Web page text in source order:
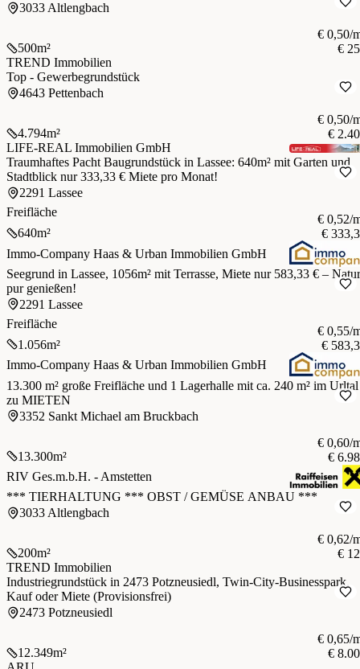
3033 Altlengbach
500m²
€ 0,50/
€
TREND Immobilien
Top - Gewerbegrundstück
4643 Pettenbach
4.794m²
€ 0,50/
€
LIFE-REAL Immobilien GmbH
Traumhaftes Pacht Baugrundstück in Lassee: 640m² mit Garten und
Stadtblick nur 333,33 € Miete pro Monat!
2291 Lassee
Freifläche
640m²
€ 0,52/
€
Immo-Company Haas & Urban Immobilien GmbH
Seegrund in Lassee, 1056m² mit Terrasse, Miete nur 583,33 € – Natur
pur genießen!
2291 Lassee
Freifläche
1.056m²
€ 0,55/
€
Immo-Company Haas & Urban Immobilien GmbH
13.300 m² große Freifläche und 1 Lagerhalle mit ca. 240 m² im Urltal
zu MIETEN
3352 Sankt Michael am Bruckbach
13.300m²
€ 0,60/
€
RIV Ges.m.b.H. - Amstetten
*** TIERHALTUNG *** OBST / GEMÜSE ANBAU ***
3033 Altlengbach
200m²
€ 0,62/
€
TREND Immobilien
Industriegrundstück in 2473 Potzneusiedl, Twin-City-Businesspark,
Kauf oder Miete (Provisionsfrei)
2473 Potzneusiedl
12.349m²
€ 0,65/
€